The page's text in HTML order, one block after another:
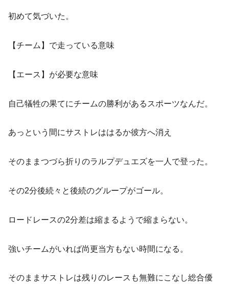
初めて気づいた。
【チーム】で走っている意味
【エース】が必要な意味
自己犠牲の果てにチームの勝利があるスポーツなんだ。
あっという間にサストレははるか彼方へ消え
そのままつづら折りのラルプデュエズを一人で登った。
その2分後続々と後続のグループがゴール。
ロードレースの2分差は縮まるようで縮まらない。
強いチームがいれば尚更当方もない時間になる。
そのままサストレは残りのレースも無難にこなし総合優